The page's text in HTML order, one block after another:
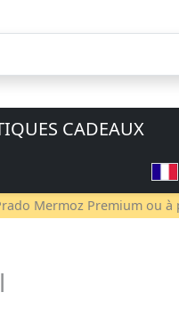
CADEAUX
Mermoz Premium ou à